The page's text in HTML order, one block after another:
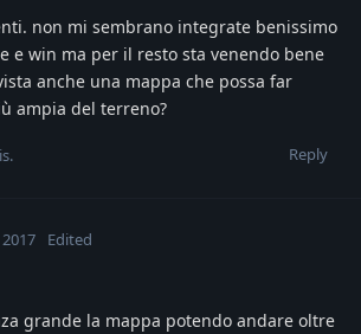
non mi sembrano integrate benissimo
e win ma per il resto sta venendo bene
anche una mappa che possa far
ampia del terreno?
Reply
Edited
grande la mappa potendo andare oltre